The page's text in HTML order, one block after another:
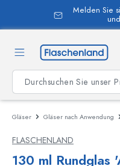
springen
Melden Sie
Gläser Gläser nach Anwendung
FLASCHENLAND
130 ml Rundglas